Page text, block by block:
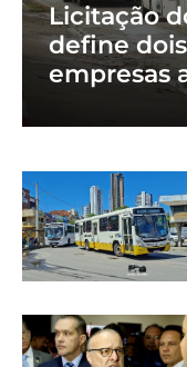
Licitação
define
empresas